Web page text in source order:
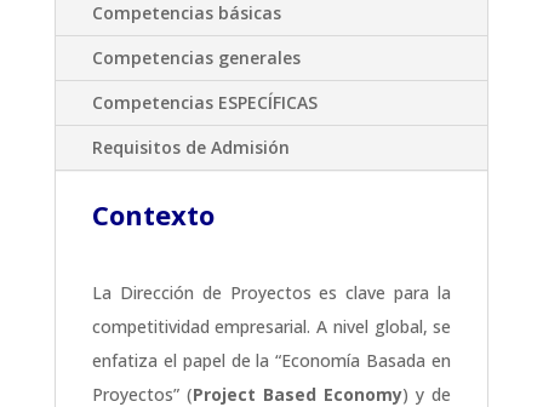
Competencias básicas
Competencias generales
Competencias ESPECÍFICAS
Requisitos de Admisión
Contexto
La Dirección de Proyectos es clave para la
competitividad empresarial. A nivel global, se
enfatiza el papel de la “Economía Basada en
Proyectos” (Project Based Economy) y de